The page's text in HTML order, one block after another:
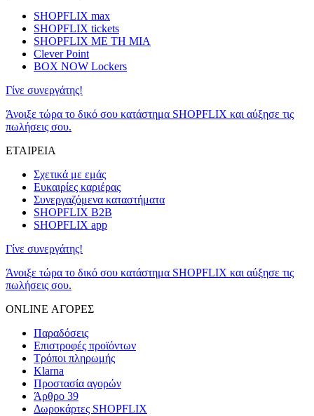
SHOPFLIX max
SHOPFLIX tickets
SHOPFLIX ΜΕ ΤΗ ΜΙΑ
Clever Point
BOX NOW Lockers
Γίνε συνεργάτης!
Άνοιξε τώρα το δικό σου κατάστημα SHOPFLIX και αύξησε τις
πωλήσεις σου.
ΕΤΑΙΡΕΙΑ
Σχετικά με εμάς
Ευκαιρίες καριέρας
Συνεργαζόμενα καταστήματα
SHOPFLIX B2B
SHOPFLIX app
Γίνε συνεργάτης!
Άνοιξε τώρα το δικό σου κατάστημα SHOPFLIX και αύξησε τις
πωλήσεις σου.
ONLINE ΑΓΟΡΕΣ
Παραδόσεις
Επιστροφές προϊόντων
Τρόποι πληρωμής
Klarna
Προστασία αγορών
Άρθρο 39
Δωροκάρτες SHOPFLIX